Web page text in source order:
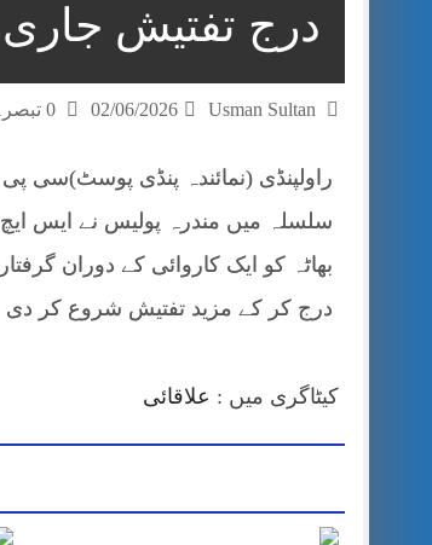
درج تفتیش جاری
Usman Sultan
02/06/2026
راولپنڈی (نمائندہ پنڈی
سلسلہ میں مندرہ پولیس نے ایس
درج کر کے مزید تفتیش شروع کر دی
کیٹاگری میں : علاقائی